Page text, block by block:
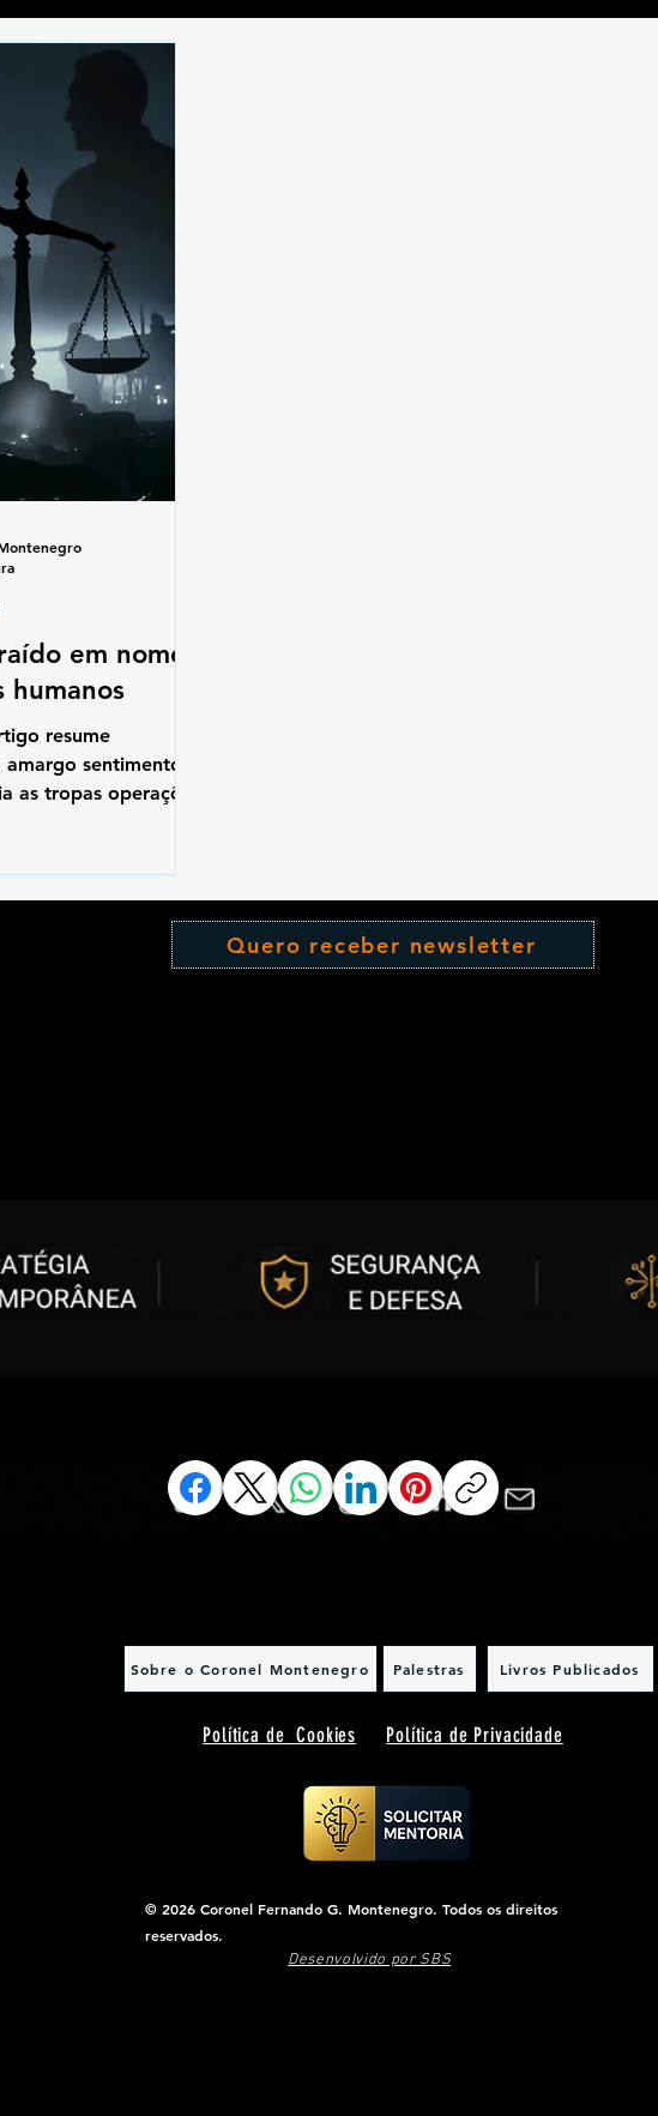
em nome
humanos
resume
sentimento
as tropas operações
Quero receber newsletter
Sobre o Coronel Montenegro Palestras Livros Publicados
Política de Cookies Política de Privacidade
© 2026 Coronel Fernando G. Montenegro. Todos os direitos
reservados.
Desenvolvido por SBS